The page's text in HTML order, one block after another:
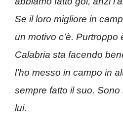
Se il loro migliore in
un motivo c’è. Purtroppo
Calabria sta facendo
l’ho messo in campo in
sempre fatto il suo. Sono
lui.